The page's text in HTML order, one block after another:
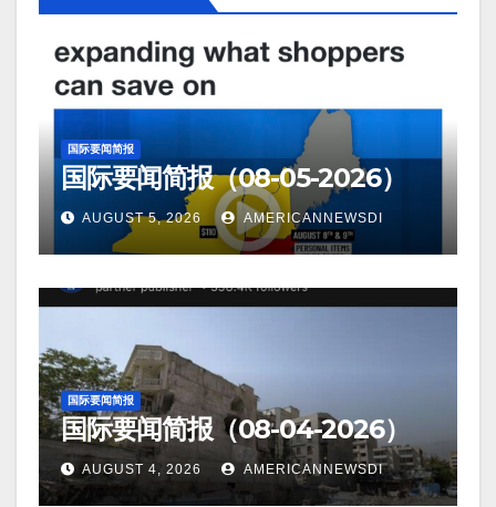
国际要闻简报
国际要闻简报（08-05-2026）
AUGUST 5, 2026 AMERICANNEWSDI
国际要闻简报
国际要闻简报（08-04-2026）
AUGUST 4, 2026 AMERICANNEWSDI